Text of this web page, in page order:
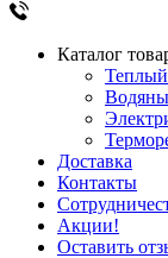
Каталог
Доставка
Контакты
Акции!
Оставить